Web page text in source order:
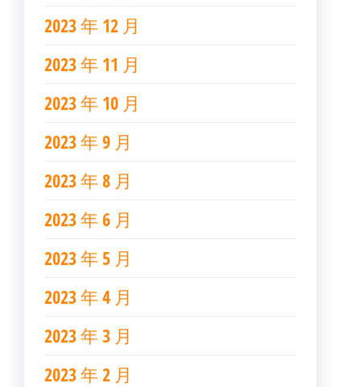
2023 年 12 月
2023 年 11 月
2023 年 10 月
2023 年 9 月
2023 年 8 月
2023 年 6 月
2023 年 5 月
2023 年 4 月
2023 年 3 月
2023 年 2 月